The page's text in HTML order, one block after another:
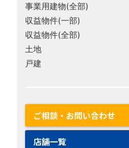
事業用建物(全部)
収益物件(一部)
収益物件(全部)
土地
戸建
ご相談・お問い合わせ
店舗一覧